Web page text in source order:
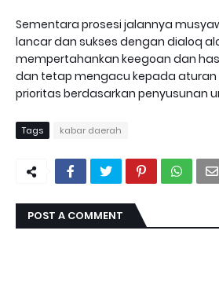
Sementara prosesi jalannya
lancar dan sukses dengan dialoq
mempertahankan keegoan dan
dan tetap mengacu kepada
prioritas berdasarkan penyusunan
Tags kabar daerah
POST A COMMENT